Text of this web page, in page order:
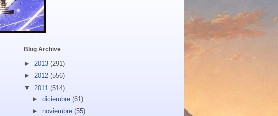
Blog Archive
► 2013 (291)
► 2012 (556)
▼ 2011 (514)
► diciembre (61)
► noviembre (55)